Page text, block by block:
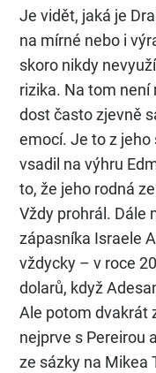
Je vidět, jaká je
na mírné nebo i
skoro nikdy
rizika. Na tom není
dost často zjevně
emocí. Je to z
vsadil na výhru
to, že jeho rodná
Vždy prohrál. Dále
zápasníka Israele
vždycky – v roce
dolarů, když
Ale potom dvakrát
nejprve s Pereirou
ze sázky na Mikea